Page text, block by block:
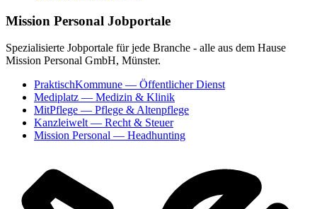
Mission Personal Jobportale
Spezialisierte Jobportale für jede Branche - alle aus dem Hause
Mission Personal GmbH, Münster.
PraktischKommune — Öffentlicher Dienst
Mediplatz — Medizin & Klinik
MitPflege — Pflege & Altenpflege
Kanzleiwelt — Recht & Steuer
Mission Personal — Headhunting